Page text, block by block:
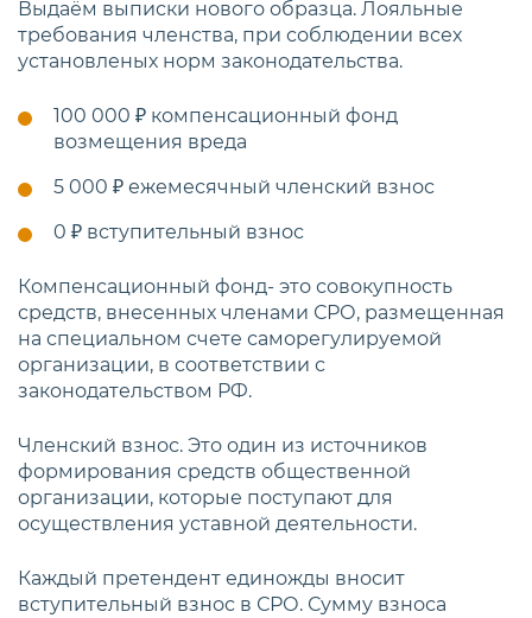
Выдаём выписки нового образца. Лояльные
требования членства, при соблюдении всех
установленых норм законодательства.
100 000 ₽ компенсационный фонд
возмещения вреда
5 000 ₽ ежемесячный членский взнос
0 ₽ вступительный взнос
Компенсационный фонд- это совокупность
средств, внесенных членами СРО, размещенная
на специальном счете саморегулируемой
организации, в соответствии с
законодательством РФ.
Членский взнос. Это один из источников
формирования средств общественной
организации, которые поступают для
осуществления уставной деятельности.
Каждый претендент единожды вносит
вступительный взнос в СРО. Сумму взноса